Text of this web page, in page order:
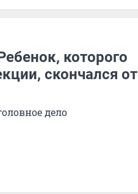
которого
скончался от
дело